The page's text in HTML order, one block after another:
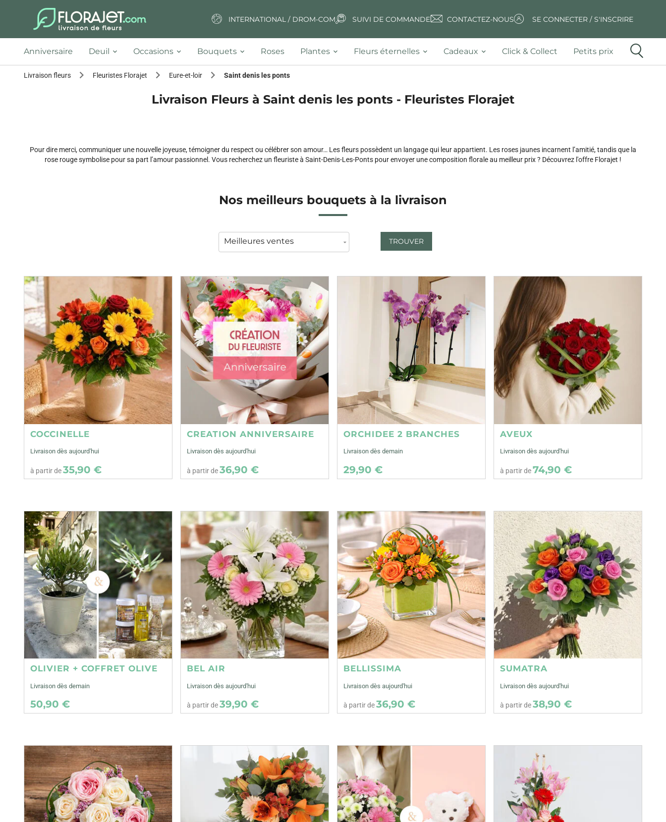
INTERNATIONAL / DROM-COM SUIVI DE COMMANDE CONTACTEZ-NOUS SE CONNECTER / S'INSCRIRE
Anniversaire Deuil Occasions Bouquets Roses Plantes Fleurs éternelles Cadeaux Click & Collect Petits prix
Livraison fleurs Fleuristes Florajet Eure-et-loir Saint denis les ponts
Livraison Fleurs à Saint denis les ponts - Fleuristes Florajet
Pour dire merci, communiquer une nouvelle joyeuse, témoigner du respect ou célébrer son amour… Les fleurs possèdent un langage qui leur appartient. Les roses jaunes incarnent l’amitié, tandis que la
rose rouge symbolise pour sa part l’amour passionnel. Vous recherchez un fleuriste à Saint-Denis-Les-Ponts pour envoyer une composition florale au meilleur prix ? Découvrez l'offre Florajet !
Nos meilleurs bouquets à la livraison
TROUVER
COCCINELLE
Livraison dès aujourd'hui
à partir de35,90 €
CREATION ANNIVERSAIRE
Livraison dès aujourd'hui
à partir de36,90 €
ORCHIDEE 2 BRANCHES
Livraison dès demain
29,90 €
AVEUX
Livraison dès aujourd'hui
à partir de74,90 €
OLIVIER + COFFRET OLIVE
Livraison dès demain
50,90 €
BEL AIR
Livraison dès aujourd'hui
à partir de39,90 €
BELLISSIMA
Livraison dès aujourd'hui
à partir de36,90 €
SUMATRA
Livraison dès aujourd'hui
à partir de38,90 €